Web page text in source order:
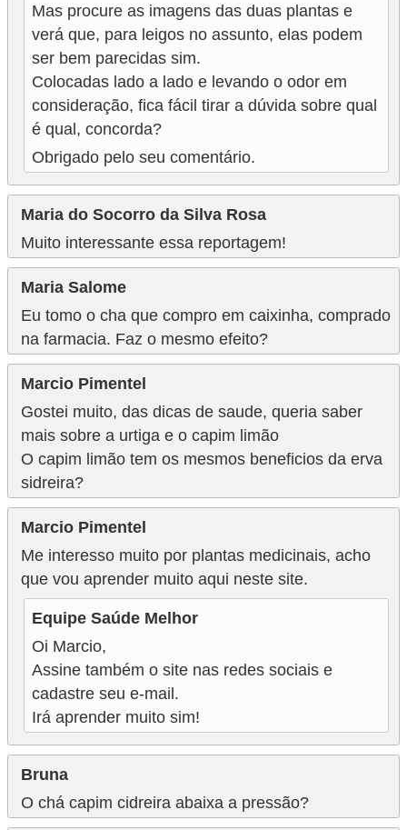
Mas procure as imagens das duas plantas e
verá que, para leigos no assunto, elas podem
ser bem parecidas sim.
Colocadas lado a lado e levando o odor em
consideração, fica fácil tirar a dúvida sobre qual
é qual, concorda?
Obrigado pelo seu comentário.
Maria do Socorro da Silva Rosa
Muito interessante essa reportagem!
Maria Salome
Eu tomo o cha que compro em caixinha, comprado
na farmacia. Faz o mesmo efeito?
Marcio Pimentel
Gostei muito, das dicas de saude, queria saber
mais sobre a urtiga e o capim limão
O capim limão tem os mesmos beneficios da erva
sidreira?
Marcio Pimentel
Me interesso muito por plantas medicinais, acho
que vou aprender muito aqui neste site.
Equipe Saúde Melhor
Oi Marcio,
Assine também o site nas redes sociais e
cadastre seu e-mail.
Irá aprender muito sim!
Bruna
O chá capim cidreira abaixa a pressão?